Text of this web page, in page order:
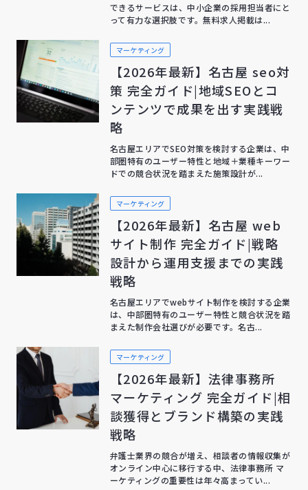
できるサービスは、中小企業の採用担当者にと
って有力な選択肢です。無料求人掲載は...
マーケティング
【2026年最新】名古屋 seo対
策 完全ガイド|地域SEOとコ
ンテンツで成果を出す実践戦
略
名古屋エリアでSEO対策を検討する企業は、中
部圏特有のユーザー特性と地域＋業種キーワー
ドでの競合状況を踏まえた施策設計が...
マーケティング
【2026年最新】名古屋 web
サイト制作 完全ガイド|戦略
設計から運用支援までの実践
戦略
名古屋エリアでwebサイト制作を検討する企業
は、中部圏特有のユーザー特性と競合状況を踏
まえた制作会社選びが必要です。名古...
マーケティング
【2026年最新】法律事務所
マーケティング 完全ガイド|相
談獲得とブランド構築の実践
戦略
弁護士業界の競合が増え、相談者の情報収集が
オンライン中心に移行する中、法律事務所 マ
ーケティングの重要性は年々高まってい...